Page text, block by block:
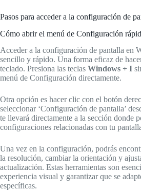
Pasos para acceder a la configuración de
Cómo abrir el menú de Configuración
Acceder a la configuración de pantalla en
sencillo y rápido. Una forma eficaz de
teclado. Presiona las teclas Windows + I
menú de Configuración directamente.
Otra opción es hacer clic con el botón
seleccionar ‘Configuración de pantalla’
te llevará directamente a la sección donde
configuraciones relacionadas con tu
Una vez en la configuración, podrás
la resolución, cambiar la orientación y
actualización. Estas herramientas son
experiencia visual y garantizar que se
específicas.